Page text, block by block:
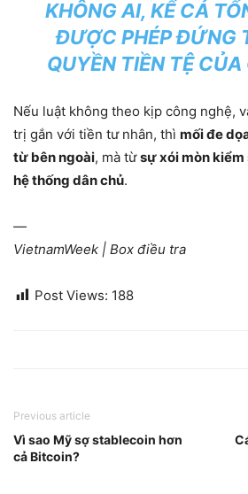
KHÔNG AI, KỂ CẢ
ĐƯỢC PHÉP ĐỨNG
QUYỀN TIỀN TỆ
Nếu luật không theo kịp công nghệ,
trị gắn với tiền tư nhân, thì mối đe
từ bên ngoài, mà từsự xói mòn
hệ thống dân chủ.
—
VietnamWeek | Box điều tra
Post Views: 188
Previous article
Vì sao Mỹ sợ stablecoin hơn
cả Bitcoin?